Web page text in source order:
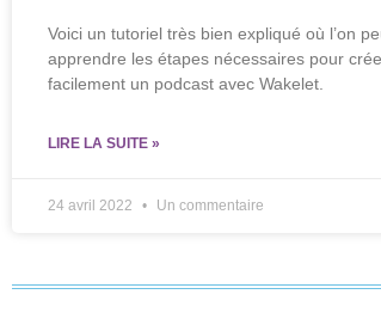
Voici un tutoriel très bien expliqué où l’on
apprendre les étapes nécessaires pour
facilement un podcast avec Wakelet.
LIRE LA SUITE »
24 avril 2022 Un commentaire